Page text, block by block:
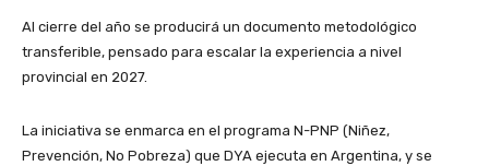
Al cierre del año se producirá un documento metodológico
transferible, pensado para escalar la experiencia a nivel
provincial en 2027.
La iniciativa se enmarca en el programa N-PNP (Niñez,
Prevención, No Pobreza) que DYA ejecuta en Argentina, y se